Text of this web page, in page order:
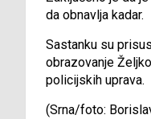
da obnavlja kadar.
Sastanku su
obrazovanje
policijskih uprava.
(Srna/foto: